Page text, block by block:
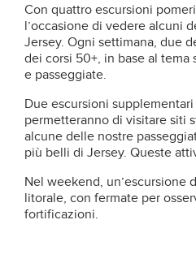
Con quattro escursioni
l’occasione di vedere alcuni
Jersey. Ogni settimana, due
dei corsi 50+, in base al
e passeggiate.
Due escursioni
permetteranno di visitare siti
alcune delle nostre
più belli di Jersey. Queste
Nel weekend,
litorale, con fermate per
fortificazioni.